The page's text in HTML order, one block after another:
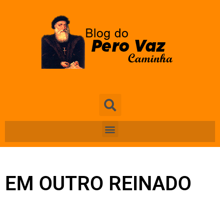
EM OUTRO REINADO